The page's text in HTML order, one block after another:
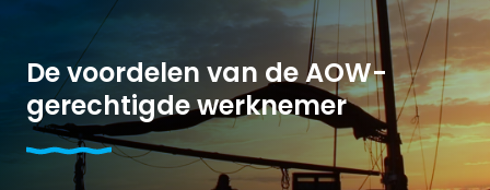
De voordelen van de AOW-
gerechtigde werknemer